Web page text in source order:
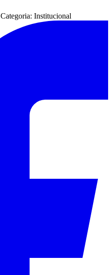
Categoria: Institucional